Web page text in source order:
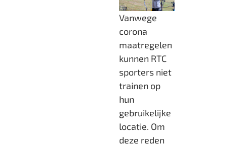
Vanwege
corona
maatregelen
kunnen RTC
sporters niet
trainen op
hun
gebruikelijke
locatie. Om
deze reden